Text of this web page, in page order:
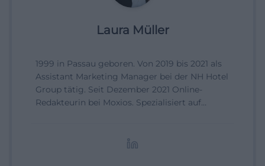
Laura Müller
1999 in Passau geboren. Von 2019 bis 2021 als
Assistant Marketing Manager bei der NH Hotel
Group tätig. Seit Dezember 2021 Online-
Redakteurin bei Moxios. Spezialisiert auf